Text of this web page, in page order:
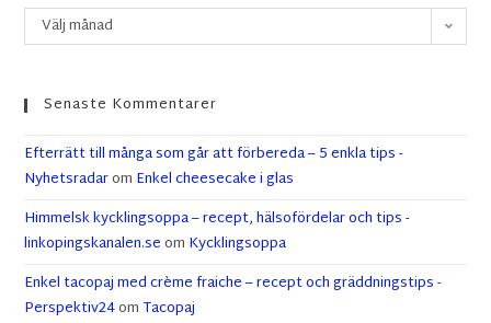
Välj månad
Senaste Kommentarer
Efterrätt till många som går att förbereda – 5 enkla tips -
Nyhetsradarom Enkel cheesecake i glas
Himmelsk kycklingsoppa – recept, hälsofördelar och tips -
linkopingskanalen.seom Kycklingsoppa
Enkel tacopaj med crème fraiche – recept och gräddningstips -
Perspektiv24omTacopaj